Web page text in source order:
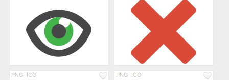
PNG ICO PNG ICO